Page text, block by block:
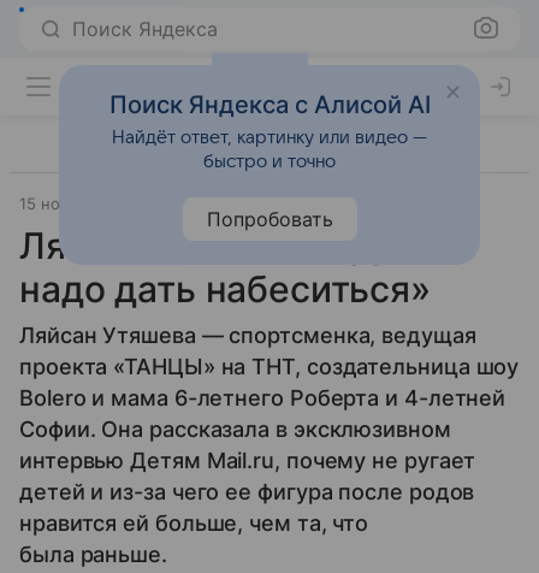
Поиск Яндекса
15 ноября 2019
Ляйсан Утяшева: «Детям
надо дать набеситься»
Ляйсан Утяшева — спортсменка, ведущая
проекта «ТАНЦЫ» на ТНТ, создательница шоу
Bolero и мама 6-летнего Роберта и 4-летней
Софии. Она рассказала в эксклюзивном
интервью Детям Mail.ru, почему не ругает
детей и из-за чего ее фигура после родов
нравится ей больше, чем та, что
была раньше.
Поиск Яндекса с Алисой AI
Найдёт ответ, картинку или видео —
быстро и точно
Попробовать